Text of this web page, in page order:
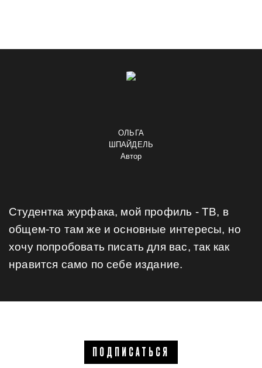
Студентка журфака, мой профиль - ТВ, в
общем-то там же и основные интересы, но
хочу попробовать писать для вас, так как
нравится само по себе издание.
ОЛЬГА
ШПАЙДЕЛЬ
Автор
ПОДПИСАТЬСЯ